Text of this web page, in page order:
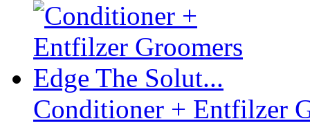
Conditioner + Entfilzer